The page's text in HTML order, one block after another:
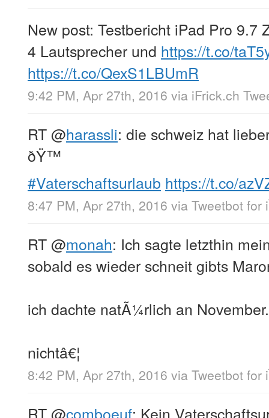
New post: Testbericht iPad Pro 9.7
4 Lautsprecher und https://t.co/
https://t.co/QexS1LBUmR
9:42 PM, Apr 27th, 2016 via iFrick.ch
RT@harassli: die schweiz hat
ðŸ™
#Vaterschaftsurlaub https://t.co/
8:47 PM, Apr 27th, 2016 via Tweetbot for
RT@monah: Ich sagte letzthin
sobald es wieder schneit gibts
ich dachte natÃ¼rlich an
nichtâ€¦
8:42 PM, Apr 27th, 2016 via Tweetbot for
RT@comboeuf: Kein